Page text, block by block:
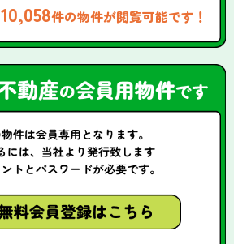
10,058件の物件が閲覧可能です！